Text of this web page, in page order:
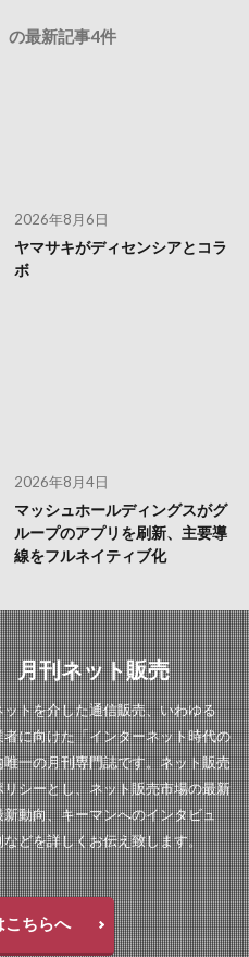
の最新記事4件
2026年8月6日
ヤマサキがディセンシアとコラ
ボ
2026年8月4日
マッシュホールディングスがグ
ループのアプリを刷新、主要導
線をフルネイティブ化
月刊ネット販売
トを介した通信販売、いわゆる
に向けた「インターネット時代の
一の月刊専門誌です。ネット販売
シーとし、ネット販売市場の最新
動向、キーマンへのインタビュ
どを詳しくお伝え致します。
こちらへ